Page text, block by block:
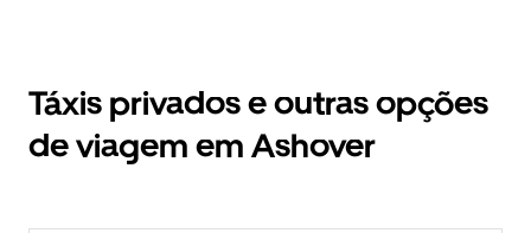
Táxis privados e outras opções
de viagem em Ashover